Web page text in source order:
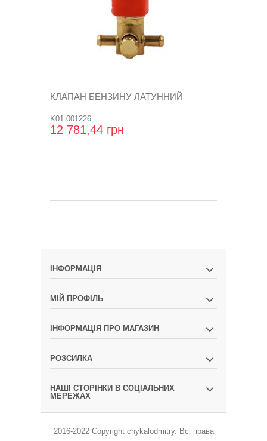
КЛАПАН БЕНЗИНУ ЛАТУННИЙ
K01.001226
12 781,44 грн
ІНФОРМАЦІЯ
МІЙ ПРОФІЛЬ
ІНФОРМАЦІЯ ПРО МАГАЗИН
РОЗСИЛКА
НАШІ СТОРІНКИ В СОЦІАЛЬНИХ
МЕРЕЖАХ
2016-2022 Copyright chykalodmitry. Всі права